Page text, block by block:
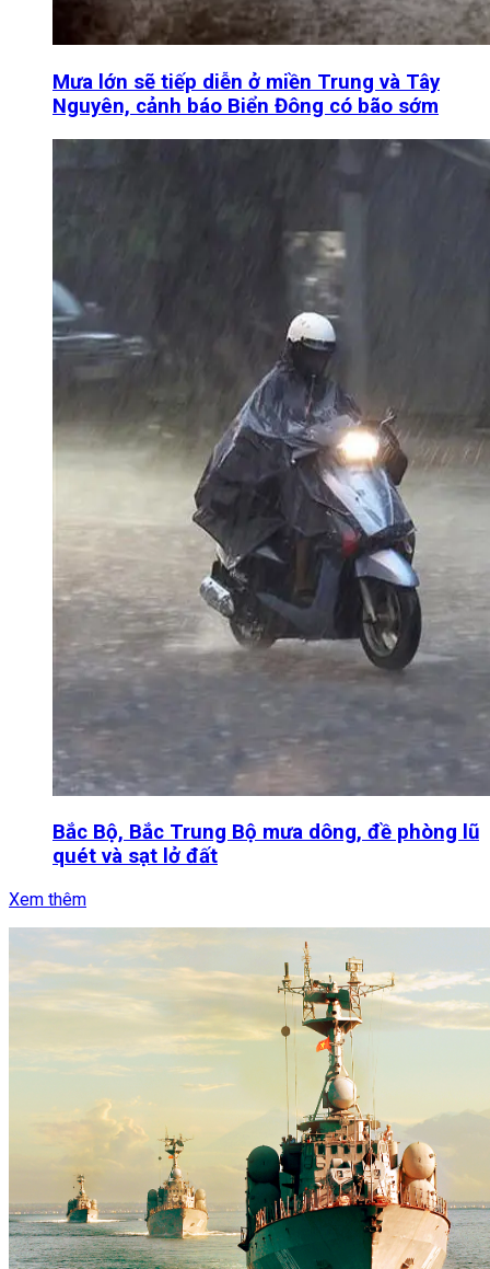
Mưa lớn sẽ tiếp diễn ở miền Trung và Tây
Nguyên, cảnh báo Biển Đông có bão sớm
Bắc Bộ, Bắc Trung Bộ mưa dông, đề phòng lũ
quét và sạt lở đất
Xem thêm